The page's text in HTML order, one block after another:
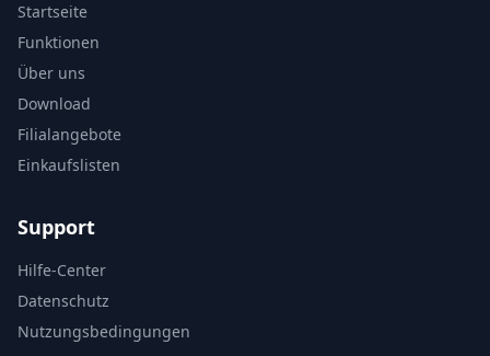
Startseite
Funktionen
Über uns
Download
Filialangebote
Einkaufslisten
Support
Hilfe-Center
Datenschutz
Nutzungsbedingungen